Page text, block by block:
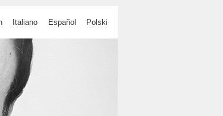
Italiano Español Polski